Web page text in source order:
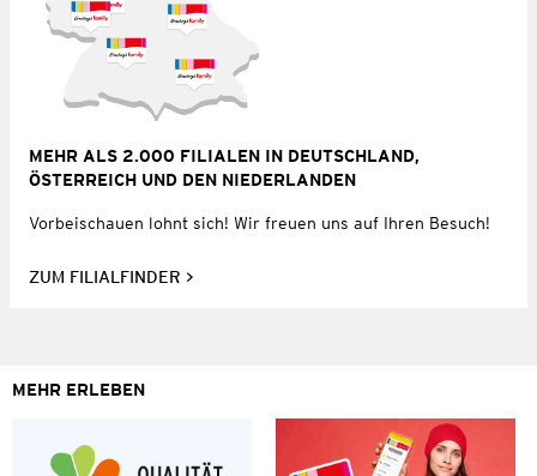
MEHR ALS 2.000 FILIALEN IN DEUTSCHLAND,
ÖSTERREICH UND DEN NIEDERLANDEN
Vorbeischauen lohnt sich! Wir freuen uns auf Ihren Besuch!
ZUM FILIALFINDER
MEHR ERLEBEN